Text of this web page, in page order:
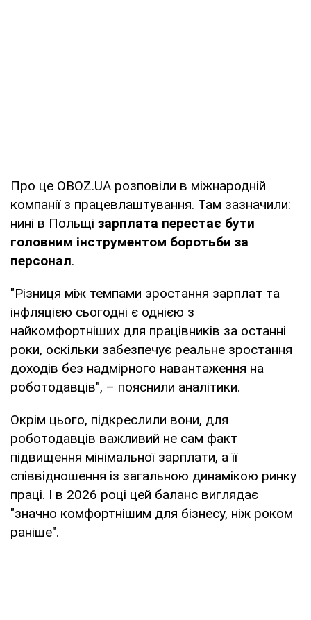
Про це OBOZ.UA розповіли в міжнародній
компанії з працевлаштування. Там зазначили:
нині в Польщі зарплата перестає бути
головним інструментом боротьби за
персонал.
"Різниця між темпами зростання зарплат та
інфляцією сьогодні є однією з
найкомфортніших для працівників за останні
роки, оскільки забезпечує реальне зростання
доходів без надмірного навантаження на
роботодавців", – пояснили аналітики.
Окрім цього, підкреслили вони, для
роботодавців важливий не сам факт
підвищення мінімальної зарплати, а її
співвідношення із загальною динамікою ринку
праці. І в 2026 році цей баланс виглядає
"значно комфортнішим для бізнесу, ніж роком
раніше".